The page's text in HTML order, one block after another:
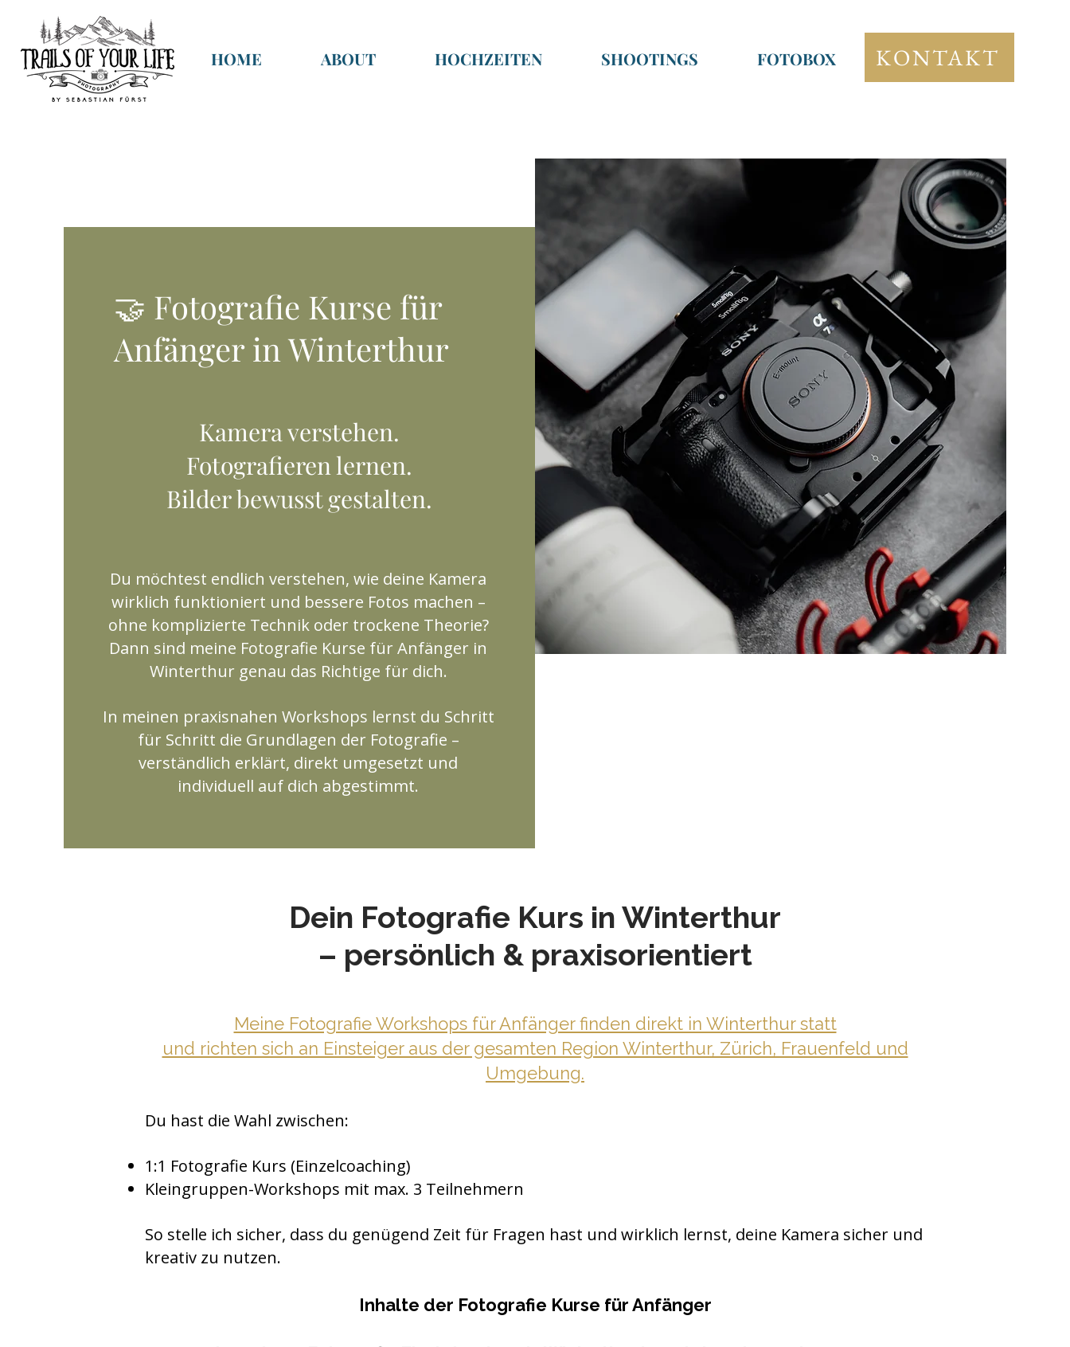
HOME ABOUT HOCHZEITEN SHOOTINGS FOTOBOX KONTAKT
🤝 Fotografie Kurse für
Anfänger in Winterthur
Kamera verstehen.
Fotografieren lernen.
Bilder bewusst gestalten.​
Du möchtest endlich verstehen, wie deine Kamera
wirklich funktioniert und bessere Fotos machen –
ohne komplizierte Technik oder trockene Theorie?
Dann sind meine Fotografie Kurse für Anfänger in
Winterthur genau das Richtige für dich.
In meinen praxisnahen Workshops lernst du Schritt
für Schritt die Grundlagen der Fotografie –
verständlich erklärt, direkt umgesetzt und
individuell auf dich abgestimmt.
Dein Fotografie Kurs in Winterthur
– persönlich & praxisorientiert
Meine Fotografie Workshops für Anfänger finden direkt in Winterthur statt
und richten sich an Einsteiger aus der gesamten Region Winterthur, Zürich, Frauenfeld und
Umgebung.
Du hast die Wahl zwischen:
1:1 Fotografie Kurs (Einzelcoaching)
Kleingruppen-Workshops mit max. 3 Teilnehmern
So stelle ich sicher, dass du genügend Zeit für Fragen hast und wirklich lernst, deine Kamera sicher und
kreativ zu nutzen.
Inhalte der Fotografie Kurse für Anfänger